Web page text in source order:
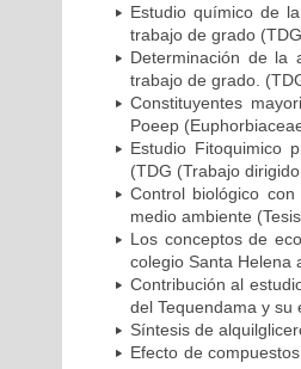
Estudio químico de
trabajo de grado
Determinación de la
trabajo de grado.
Constituyentes
Poeep
Estudio Fitoquimico
(TDG (Trabajo
Control biológico
medio ambiente
Los conceptos de
colegio Santa Helena
Contribución al
del Tequendama y su
Síntesis de
Efecto de